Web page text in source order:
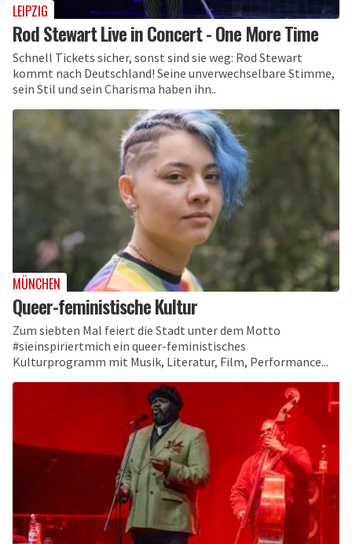
LEIPZIG
Rod Stewart Live in Concert - One More Time
Schnell Tickets sicher, sonst sind sie weg: Rod Stewart
kommt nach Deutschland! Seine unverwechselbare Stimme,
sein Stil und sein Charisma haben ihn..
MÜNCHEN
Queer-feministische Kultur
Zum siebten Mal feiert die Stadt unter dem Motto
#sieinspiriertmich ein queer-feministisches
Kulturprogramm mit Musik, Literatur, Film, Performance...